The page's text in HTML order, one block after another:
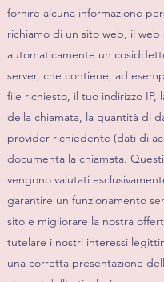
fornire alcuna informazione
richiamo di un sito web, il web
automaticamente un
server, che contiene, ad
file richiesto, il tuo indirizzo IP,
della chiamata, la quantità di
provider richiedente (dati di
documenta la chiamata.
vengono valutati
garantire un funzionamento
sito e migliorare la nostra
tutelare i nostri interessi
una corretta presentazione